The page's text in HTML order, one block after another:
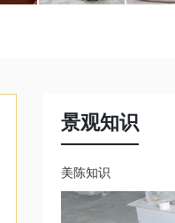
景观知识
美陈知识